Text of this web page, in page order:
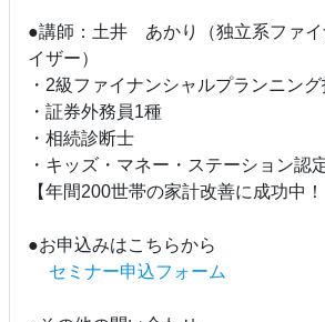
●講師：土井 あかり（独立系ファイ
イザー）
・2級ファイナンシャルプランニン
・証券外務員1種
・相続診断士
・キッズ・マネー・ステーション認
【年間200世帯の家計改善に成功中！
●お申込みはこちらから
セミナー申込フォーム